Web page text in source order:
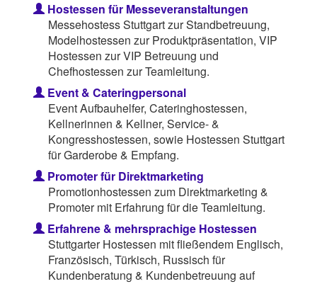
Hostessen für Messeveranstaltungen
Messehostess Stuttgart zur Standbetreuung,
Modelhostessen zur Produktpräsentation, VIP
Hostessen zur VIP Betreuung und
Chefhostessen zur Teamleitung.
Event & Cateringpersonal
Event Aufbauhelfer, Cateringhostessen,
Kellnerinnen & Kellner, Service- &
Kongresshostessen, sowie Hostessen Stuttgart
für Garderobe & Empfang.
Promoter für Direktmarketing
Promotionhostessen zum Direktmarketing &
Promoter mit Erfahrung für die Teamleitung.
Erfahrene & mehrsprachige Hostessen
Stuttgarter Hostessen mit fließendem Englisch,
Französisch, Türkisch, Russisch für
Kundenberatung & Kundenbetreuung auf